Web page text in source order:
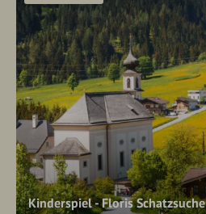
Kinderspiel - Floris Schatzsuche